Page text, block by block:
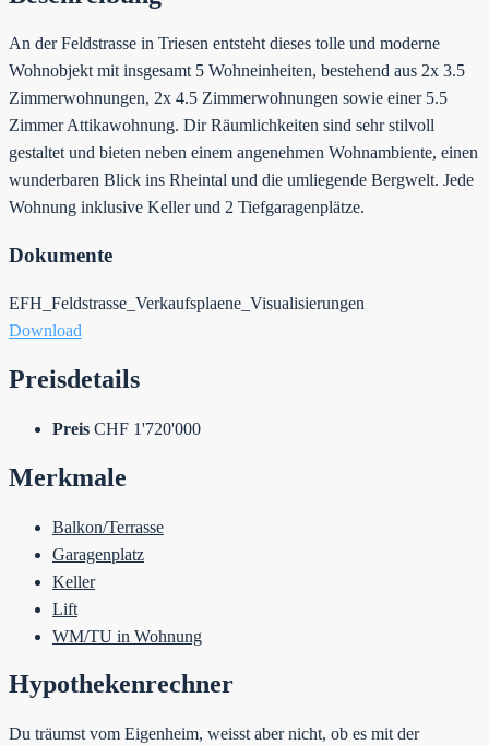
An der Feldstrasse in Triesen entsteht dieses tolle und moderne
Wohnobjekt mit insgesamt 5 Wohneinheiten, bestehend aus 2x 3.5
Zimmerwohnungen, 2x 4.5 Zimmerwohnungen sowie einer 5.5
Zimmer Attikawohnung. Dir Räumlichkeiten sind sehr stilvoll
gestaltet und bieten neben einem angenehmen Wohnambiente, einen
wunderbaren Blick ins Rheintal und die umliegende Bergwelt. Jede
Wohnung inklusive Keller und 2 Tiefgaragenplätze.
Dokumente
EFH_Feldstrasse_Verkaufsplaene_Visualisierungen
Download
Preisdetails
Preis CHF 1'720'000
Merkmale
Balkon/Terrasse
Garagenplatz
Keller
Lift
WM/TU in Wohnung
Hypothekenrechner
Du träumst vom Eigenheim, weisst aber nicht, ob es mit der